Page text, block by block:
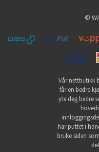
©
Vår nettbutikk
får en bedre
yte deg bedre
har puttet i
bruke siden